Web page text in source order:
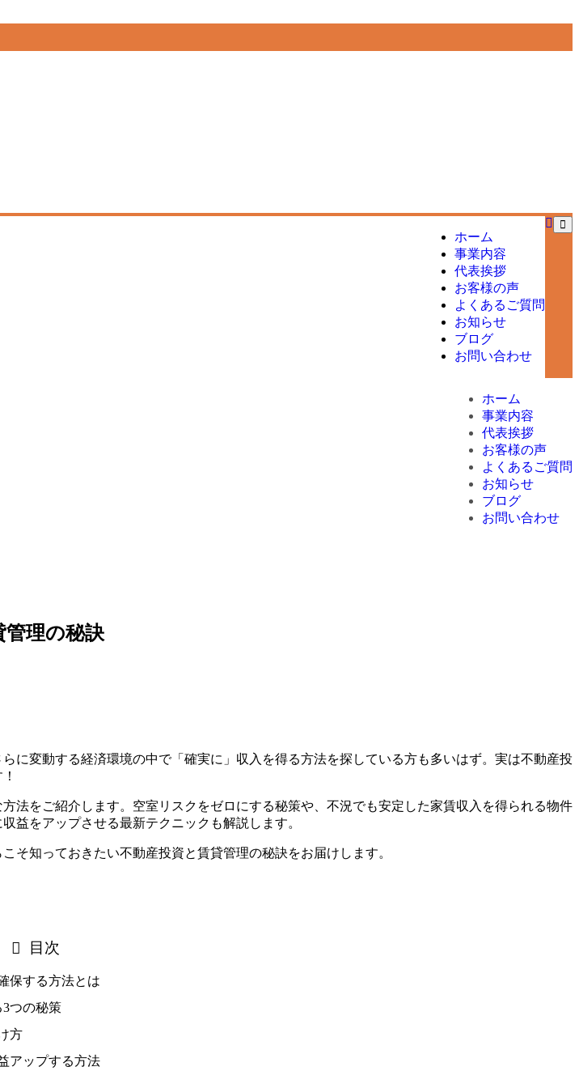
ホーム
事業内容
代表挨拶
お客様の声
よくあるご質問
お知らせ
ブログ
お問い合わせ
ホーム
事業内容
代表挨拶
お客様の声
よくあるご質問
お知らせ
ブログ
お問い合わせ
管理の秘訣
に変動する経済環境の中で「確実に」収入を得る方法を探している方も多いはず。実は不動産投
法をご紹介します。空室リスクをゼロにする秘策や、不況でも安定した家賃収入を得られる物件
益をアップさせる最新テクニックも解説します。
そ知っておきたい不動産投資と賃貸管理の秘訣をお届けします。
目次
保する方法とは
つの秘策
方
アップする方法